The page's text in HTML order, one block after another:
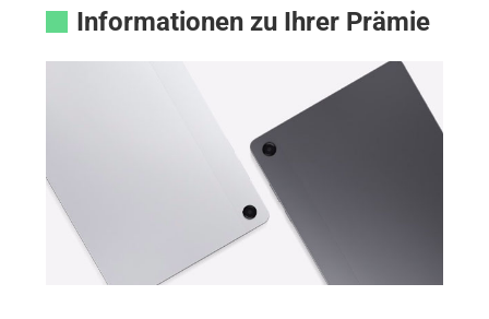
Informationen zu Ihrer Prämie